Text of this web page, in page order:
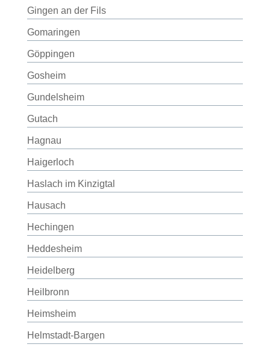
Gingen an der Fils
Gomaringen
Göppingen
Gosheim
Gundelsheim
Gutach
Hagnau
Haigerloch
Haslach im Kinzigtal
Hausach
Hechingen
Heddesheim
Heidelberg
Heilbronn
Heimsheim
Helmstadt-Bargen